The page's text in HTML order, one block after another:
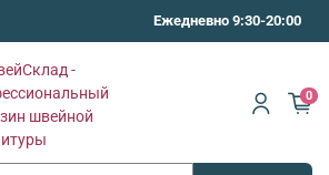
Ежедневно 9:30-20:00
0